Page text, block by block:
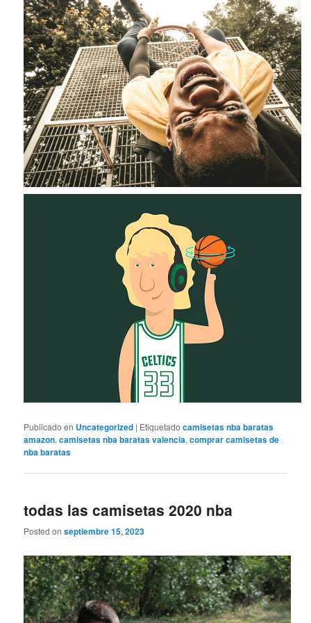
Publicado en Uncategorized | Etiquetado camisetas nba baratas
amazon,camisetas nba baratas valencia,comprar camisetas de
nba baratas
todas las camisetas 2020 nba
Posted onseptiembre 15, 2023